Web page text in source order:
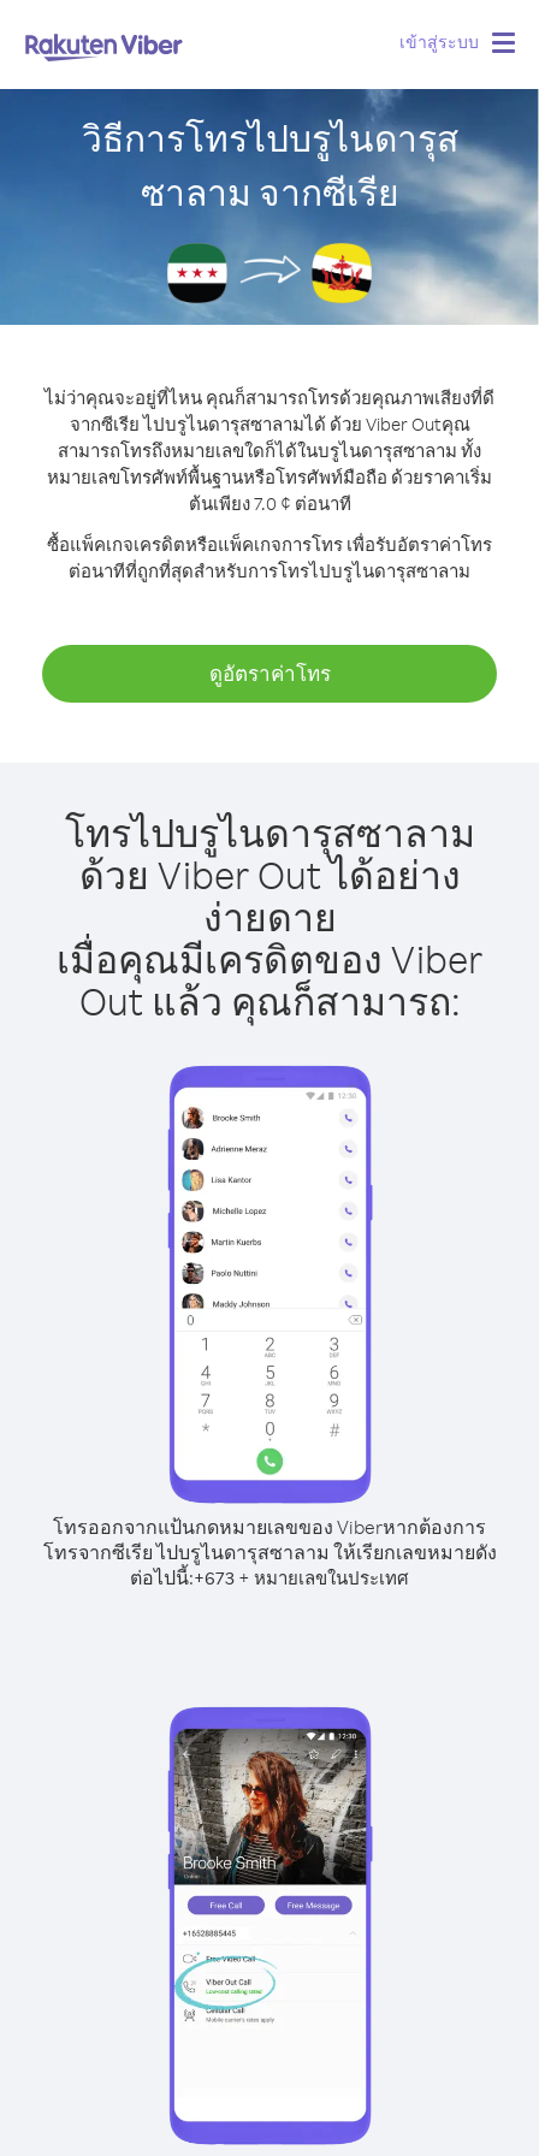
เข้าสู่ระบบ
วิธีการโทรไปบรูไนดารุส
ซาลาม จากซีเรีย
ไม่ว่าคุณจะอยู่ที่ไหน คุณก็สามารถโทรด้วยคุณภาพเสียงที่ดี
จากซีเรีย ไปบรูไนดารุสซาลามได้ ด้วย Viber Outคุณ
สามารถโทรถึงหมายเลขใดก็ได้ในบรูไนดารุสซาลาม ทั้ง
หมายเลขโทรศัพท์พื้นฐานหรือโทรศัพท์มือถือ ด้วยราคาเริ่ม
ต้นเพียง 7.0 ¢ ต่อนาที
ซื้อแพ็คเกจเครดิตหรือแพ็คเกจการโทร เพื่อรับอัตราค่าโทร
ต่อนาทีที่ถูกที่สุดสำหรับการโทรไปบรูไนดารุสซาลาม
ดูอัตราค่าโทร
โทรไปบรูไนดารุสซาลาม
ด้วย Viber Out ได้อย่าง
ง่ายดาย
เมื่อคุณมีเครดิตของ Viber
Out แล้ว คุณก็สามารถ:
โทรออกจากแป้นกดหมายเลขของ Viberหากต้องการ
โทรจากซีเรีย ไปบรูไนดารุสซาลาม ให้เรียกเลขหมายดัง
ต่อไปนี้:+673 + หมายเลขในประเทศ